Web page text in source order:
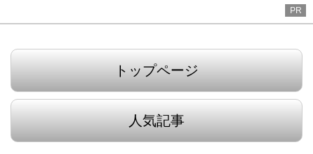
PR
トップページ
人気記事